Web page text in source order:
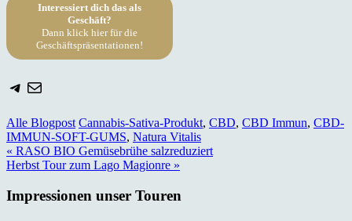
Interessiert dich das als
Geschäft?
Dann klick hier für die
Geschäftspräsentationen!
Telegram
E-Mail
Alle Blogpost Cannabis-Sativa-Produkt, CBD, CBD Immun, CBD-
IMMUN-SOFT-GUMS, Natura Vitalis
Beitragsnavigation
« RASO BIO Gemüsebrühe salzreduziert
Herbst Tour zum Lago Magionre »
Impressionen unser Touren